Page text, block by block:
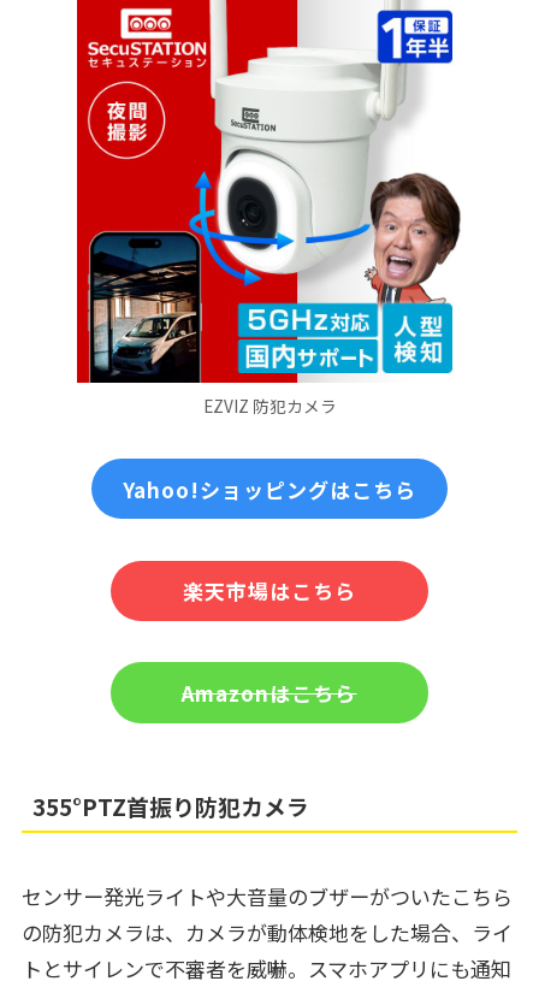
EZVIZ 防犯カメラ
Yahoo!ショッピングはこちら
楽天市場はこちら
Amazonはこちら
355°PTZ首振り防犯カメラ
センサー発光ライトや大音量のブザーがついたこちら
の防犯カメラは、カメラが動体検地をした場合、ライ
トとサイレンで不審者を威嚇。スマホアプリにも通知